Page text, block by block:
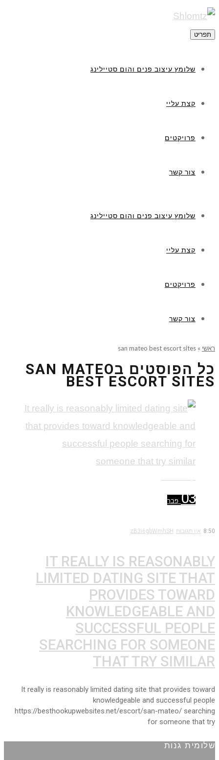
תפריט
שלומץ עיצוב פנים והום סטיילינג
קצת עליי
פרויקטים
צור קשר
שלומץ עיצוב פנים והום סטיילינג
קצת עליי
פרויקטים
צור קשר
ראשי »
san mateo best escort sites
כל הפוסטים בSAN MATEO
BEST ESCORT SITES
03 פבר
8:50 אין תגובות zB3i6gbWmhSH
IT REALLY IS REASONABLY
LIMITED DATING SITE THAT
PROVIDES TOWARD
KNOWLEDGEABLE AND
SUCCESSFUL PEOPLE
SEARCHING FOR SOMEONE
THAT TRY SIMILAR
It really is reasonably limited dating site that provides toward
knowledgeable and successful people
https://besthookupwebsites.net/escort/san-mateo/ searching
for someone that try
שלומית גנות